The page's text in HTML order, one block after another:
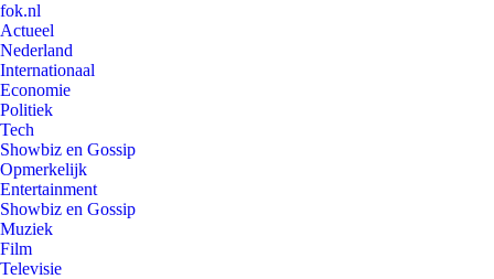
fok.nl
Actueel
Nederland
Internationaal
Economie
Politiek
Tech
Showbiz en Gossip
Opmerkelijk
Entertainment
Showbiz en Gossip
Muziek
Film
Televisie